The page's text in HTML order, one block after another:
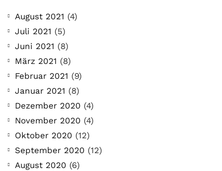
August 2021 (4)
Juli 2021 (5)
Juni 2021 (8)
März 2021 (8)
Februar 2021 (9)
Januar 2021 (8)
Dezember 2020 (4)
November 2020 (4)
Oktober 2020 (12)
September 2020 (12)
August 2020 (6)